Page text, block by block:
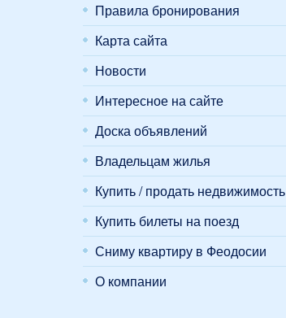
Правила бронирования
Карта сайта
Новости
Интересное на сайте
Доска объявлений
Владельцам жилья
Купить / продать недвижимость
Купить билеты на поезд
Сниму квартиру в Феодосии
О компании